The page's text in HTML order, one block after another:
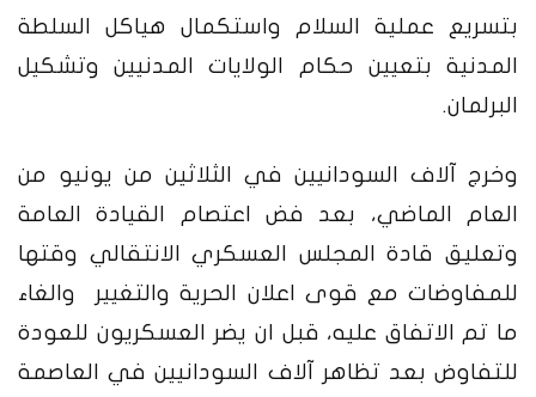
بتسريع عملية السلام واستكمال هياكل السلطة
المدنية بتعيين حكام الولايات المدنيين وتشكيل
البرلمان.
وخرج آلاف السودانيين في الثلاثين من يونيو من
العام الماضي، بعد فض اعتصام القيادة العامة
وتعليق قادة المجلس العسكري الانتقالي وقتها
للمفاوضات مع قوى اعلان الحرية والتغيير والغاء
ما تم الاتفاق عليه، قبل ان يضر العسكريون للعودة
للتفاوض بعد تظاهر آلاف السودانيين في العاصمة